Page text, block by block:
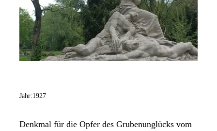
Jahr:1927
Denkmal für die Opfer des Grubenunglücks vom